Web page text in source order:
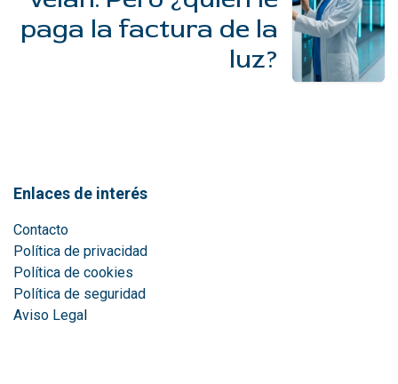
paga la factura de la
luz?
Enlaces de interés
Contacto
Política de privacidad
Política de cookies
Política de seguridad
Aviso Legal